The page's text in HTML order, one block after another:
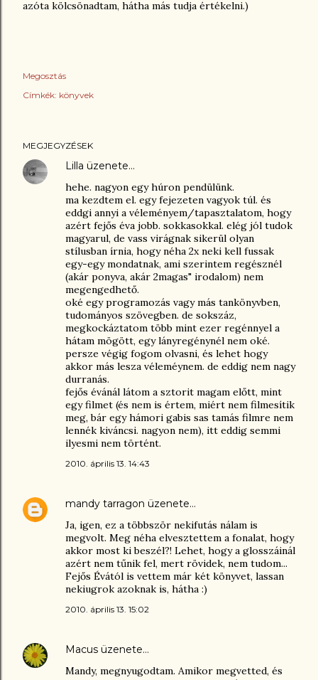
azóta kölcsönadtam, hátha más tudja értékelni.)
Megosztás
Címkék: könyvek
MEGJEGYZÉSEK
Lilla üzenete…
hehe. nagyon egy húron pendülünk.
ma kezdtem el. egy fejezeten vagyok túl. és
eddgi annyi a véleményem/tapasztalatom, hogy
azért fejős éva jobb. sokkasokkal. elég jól tudok
magyarul, de vass virágnak sikerül olyan
stílusban írnia, hogy néha 2x neki kell fussak
egy-egy mondatnak, ami szerintem regésznél
(akár ponyva, akár 2magas" irodalom) nem
megengedhető.
oké egy programozás vagy más tankönyvben,
tudományos szövegben. de sokszáz,
megkockáztatom több mint ezer regénnyel a
hátam mögött, egy lányregénynél nem oké.
persze végig fogom olvasni, és lehet hogy
akkor más lesza véleméynem. de eddig nem nagy
durranás.
fejős évánál látom a sztorit magam előtt, mint
egy filmet (és nem is értem, miért nem filmesítik
meg, bár egy hámori gabis sas tamás filmre nem
lennék kiváncsi. nagyon nem), itt eddig semmi
ilyesmi nem történt.
2010. április 13. 14:43
mandy tarragon üzenete…
Ja, igen, ez a többször nekifutás nálam is
megvolt. Meg néha elvesztettem a fonalat, hogy
akkor most ki beszél?! Lehet, hogy a glosszáinál
azért nem tűnik fel, mert rövidek, nem tudom...
Fejős Évától is vettem már két könyvet, lassan
nekiugrok azoknak is, hátha :)
2010. április 13. 15:02
Macus üzenete…
Mandy, megnyugodtam. Amikor megvetted, és